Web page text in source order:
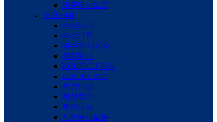
제증명서발급
수업안내
수업시간
수강신청
재수강/재이수
성적평가
KCU/OCU 강좌
KDU/BL 강좌
출석인정
계절학기
특별시험
사회봉사활동